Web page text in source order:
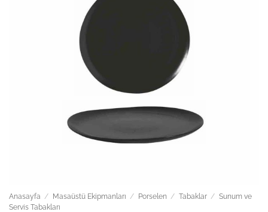
Anasayfa / Masaüstü Ekipmanları / Porselen / Tabaklar / Sunum ve
Servis Tabakları